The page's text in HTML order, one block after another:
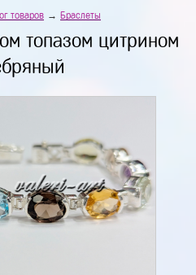
товаров → Браслеты
топазом цитрином